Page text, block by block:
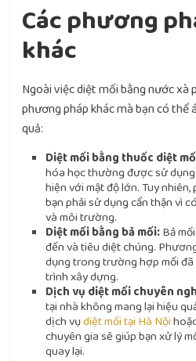
Các phương
khác
Ngoài việc diệt mối bằng nước xà
phương pháp khác mà bạn có thể
quả:
Diệt mối bằng thuốc diệt
hóa học thường được sử
hiện với mật độ lớn. Tuy
bạn phải sử dụng cẩn thận vì
và môi trường.
Diệt mối bằng bả mối:Bả
đến và tiêu diệt chúng.
dụng trong trường hợp mối
trình xây dựng.
Dịch vụ diệt mối chuyên
tại nhà không mang lại hiệu
dịch vụdiệt mối tại Hà Nội
chuyên gia sẽ giúp bạn xử lý
quay lại.